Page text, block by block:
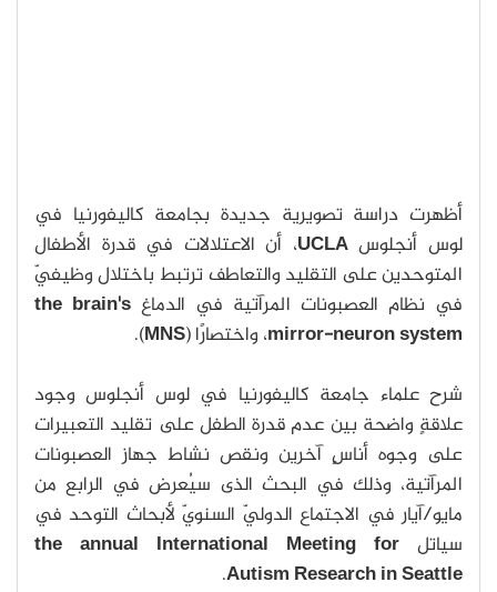
أظهرت دراسة تصويرية جديدة بجامعة كاليفورنيا في
لوس أنجلوسUCLA، أن الاعتلالات في قدرة الأطفال
المتوحدين على التقليد والتعاطف ترتبط باختلال وظيفيّ
في نظام العصبونات المرآتية في الدماغ the brain's
mirror-neuron system، واختصارًا (MNS
).
شرح علماء جامعة كاليفورنيا في لوس أنجلوس وجود
علاقةٍ واضحة بين عدم قدرة الطفل على تقليد التعبيرات
على وجوه أناسٍ آخرين ونقص نشاط جهاز العصبونات
المرآتية، وذلك في البحث الذى سيُعرض في الرابع من
مايو/آيار في الاجتماع الدوليّ السنويّ لأبحاث التوحد في
سياتل the annual International Meeting for
Autism Research in Seattle
.